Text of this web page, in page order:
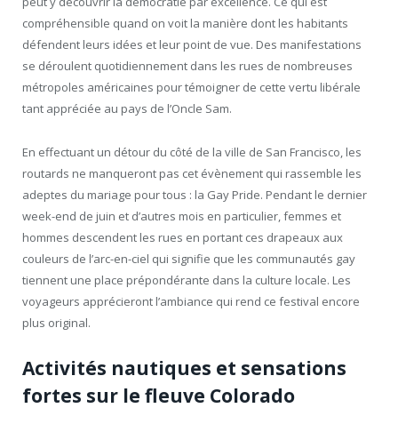
compréhensible quand on voit la manière dont les habitants
défendent leurs idées et leur point de vue. Des manifestations
se déroulent quotidiennement dans les rues de nombreuses
métropoles américaines pour témoigner de cette vertu libérale
tant appréciée au pays de l’Oncle Sam.
En effectuant un détour du côté de la ville de San Francisco, les
routards ne manqueront pas cet évènement qui rassemble les
adeptes du mariage pour tous : la Gay Pride. Pendant le dernier
week-end de juin et d’autres mois en particulier, femmes et
hommes descendent les rues en portant ces drapeaux aux
couleurs de l’arc-en-ciel qui signifie que les communautés gay
tiennent une place prépondérante dans la culture locale. Les
voyageurs apprécieront l’ambiance qui rend ce festival encore
plus original.
Activités nautiques et sensations
fortes sur le fleuve Colorado